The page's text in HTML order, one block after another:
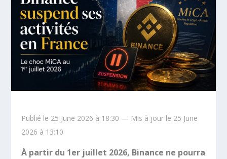
Publié le 25 June 2026 à 18:30 — Mis à jour le 25 June
2026 à 13:10
À partir du 1er juillet 2026, Binance ne pourra